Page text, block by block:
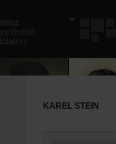
KAREL STEIN